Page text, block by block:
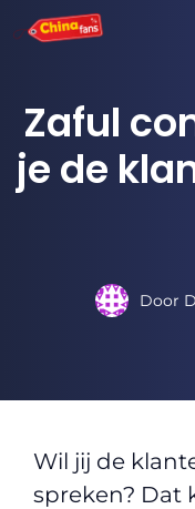
naar
inhoud
Zaful
je de
Door
Wil jij de
spreken? Dat